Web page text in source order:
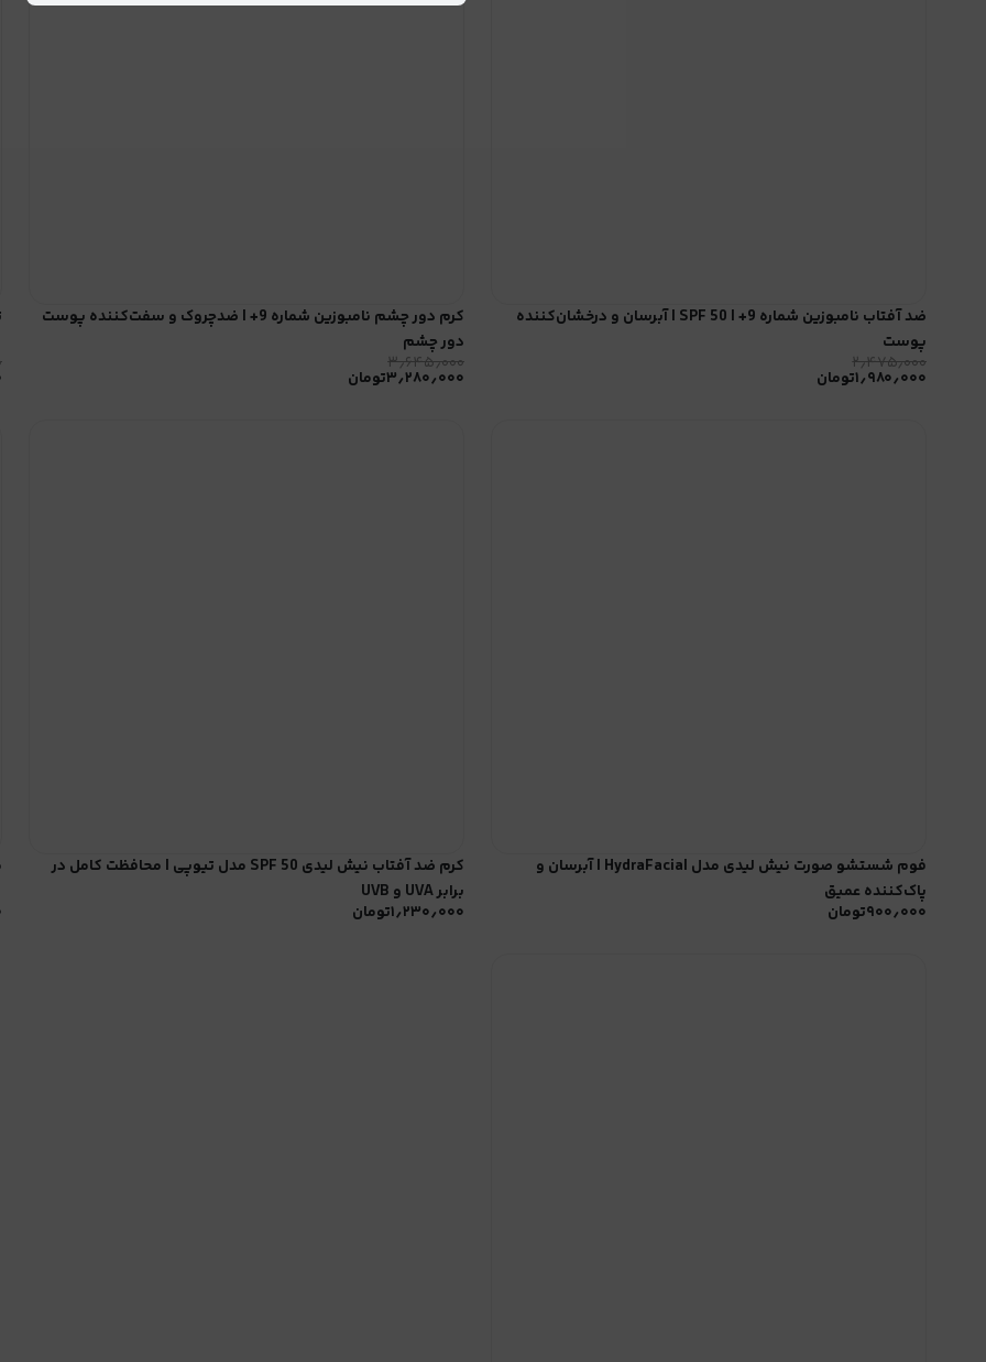
ضد آفتاب نامبوزین شماره 9+ | SPF 50 | آبرسان و درخشان‌کننده
پوست
۲٫۴۷۵٫۰۰۰
۱٫۹۸۰٫۰۰۰تومان
کرم دور چشم نامبوزین شماره 9+ | ضدچروک و سفت‌کننده پوست
دور چشم
۳٫۶۴۵٫۰۰۰
۳٫۲۸۰٫۰۰۰تومان
فوم شستشو صورت نیش لیدی مدل HydraFacial | آبرسان و
پاک‌کننده عمیق
۹۰۰٫۰۰۰تومان
کرم ضد آفتاب نیش لیدی SPF 50 مدل تیوپی | محافظت کامل در
برابر UVA و UVB
۱٫۲۳۰٫۰۰۰تومان